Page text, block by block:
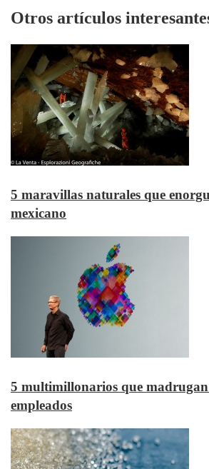
Otros artículos
5 maravillas naturales que
mexicano
5 multimillonarios que madrugan
empleados